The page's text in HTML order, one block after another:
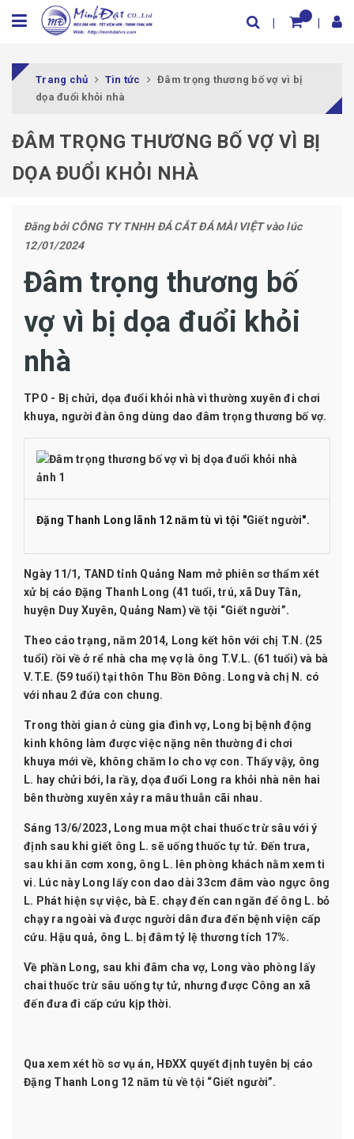
Trang chủ Tin tức
Đâm trọng thương bố vợ vì bị
dọa đuổi khỏi nhà
ĐÂM TRỌNG THƯƠNG BỐ VỢ VÌ BỊ
DỌA ĐUỔI KHỎI NHÀ
Đăng bởiCÔNG TY TNHH ĐÁ CẮT ĐÁ MÀI VIỆTvào lúc
12/01/2024
Đâm trọng thương bố
vợ vì bị dọa đuổi khỏi
nhà
TPO - Bị chửi, dọa đuổi khỏi nhà vì thường xuyên đi chơi
khuya, người đàn ông dùng dao đâm trọng thương bố vợ.
Đặng Thanh Long lãnh 12 năm tù vì tội "Giết người".
Ngày 11/1, TAND tỉnh Quảng Nam mở phiên sơ thẩm xét
xử bị cáo Đặng Thanh Long (41 tuổi, trú, xã Duy Tân,
huyện Duy Xuyên, Quảng Nam) về tội “Giết người”.
Theo cáo trạng, năm 2014, Long kết hôn với chị T.N. (25
tuổi) rồi vềở rể nhà cha mẹ vợ là ông T.V.L. (61 tuổi) và bà
V.T.E. (59 tuổi) tại thôn Thu Bồn Đông. Long và chị N. có
với nhau 2 đứa con chung.
Trong thời gian ở cùng gia đình vợ, Long bị bệnh động
kinh không làm được việc nặng nên thườngđi chơi
khuya mới về, không chăm lo cho vợ con. Thấy vậy, ông
L. hay chửi bới, la rầy, dọa đuổi Long ra khỏi nhà nên hai
bên thường xuyên xảy ra mâu thuẫn cãi nhau.
Sáng 13/6/2023, Long mua một chai thuốc trừ sâu với ý
định sau khi giết ông L. sẽ uống thuốc tự tử. Đến trưa,
sau khi ăn cơm xong, ông L. lên phòng khách nằm xem ti
vi. Lúc này Long lấy con dao dài 33cm đâm vào ngực ông
L. Phát hiện sự việc, bà E. chạy đến can ngăn để ông L. bỏ
chạy ra ngoài và được người dân đưa đến bệnh viện cấp
cứu. Hậu quả, ông L. bị đâm tỷ lệ thương tích 17%.
Về phần Long, sau khi đâm cha vợ, Long vào phòng lấy
chai thuốc trừ sâu uống tự tử, nhưng được Công an xã
đến đưa đi cấp cứu kịp thời.
Qua xem xét hồ sơ vụ án, HĐXX quyết định tuyên bị cáo
Đặng Thanh Long 12 năm tù về tội “Giết người”.